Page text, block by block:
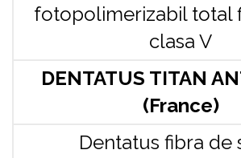
fotopolimerizabil total
clasa V
DENTATUS TITAN
(France)
Dentatus fibra de